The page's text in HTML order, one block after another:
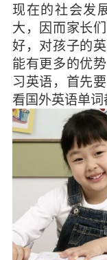
现在的社会发
大，因而家长
好，对孩子的
能有更多的优
习英语，首先
看国外英语单词